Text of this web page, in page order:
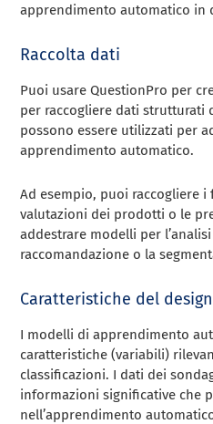
apprendimento automatico in
Raccolta dati
Puoi usare QuestionPro per
per raccogliere dati strutturati
possono essere utilizzati per
apprendimento automatico.
Ad esempio, puoi raccogliere
valutazioni dei prodotti o le
addestrare modelli per
raccomandazione o la
Caratteristiche del design
I modelli di apprendimento
caratteristiche (variabili)
classificazioni. I dati dei
informazioni significative che
nell’apprendimento